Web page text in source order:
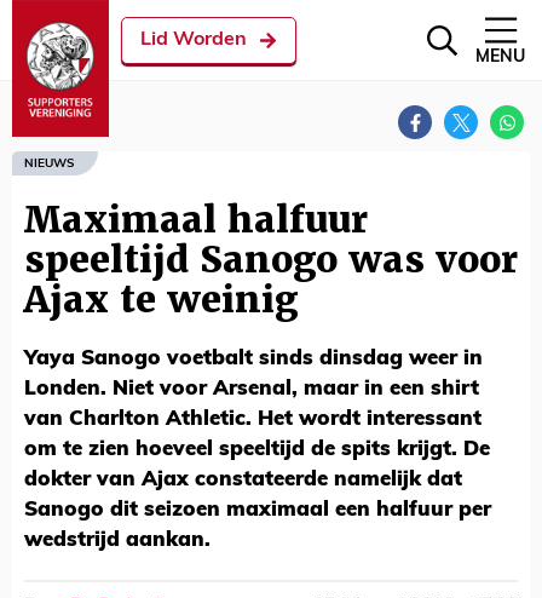
Lid Worden
MENU
NIEUWS
Maximaal halfuur
speeltijd Sanogo was voor
Ajax te weinig
Yaya Sanogo voetbalt sinds dinsdag weer in
Londen. Niet voor Arsenal, maar in een shirt
van Charlton Athletic. Het wordt interessant
om te zien hoeveel speeltijd de spits krijgt. De
dokter van Ajax constateerde namelijk dat
Sanogo dit seizoen maximaal een halfuur per
wedstrijd aankan.